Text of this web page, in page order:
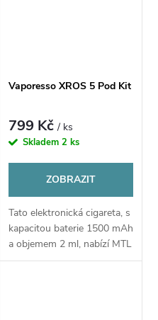
Vaporesso XROS 5 Pod Kit
799 Kč/ ks
Skladem 2 ks
ZOBRAZIT
Tato elektronická cigareta, s
kapacitou baterie 1500 mAh
a objemem 2 ml, nabízí MTL
i RDL tahání. Disponuje